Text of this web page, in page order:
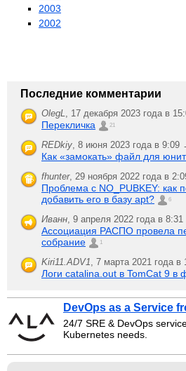
2003
2002
Последние комментарии
OlegL, 17 декабря 2023 года в
Перекличка 21
REDkiy, 8 июня 2023 года в 9:09
Как «замокать» файл для
fhunter, 29 ноября 2022 года в
Проблема с NO_PUBKEY: как
добавить его в базу apt?
6
Иванн, 9 апреля 2022 года в
Ассоциация РАСПО провела
собрание
1
Kiri11.ADV1, 7 марта 2021 года в
Логи catalina.out в TomCat 9 в
DevOps as a Service
24/7 SRE & DevOps
Kubernetes needs.